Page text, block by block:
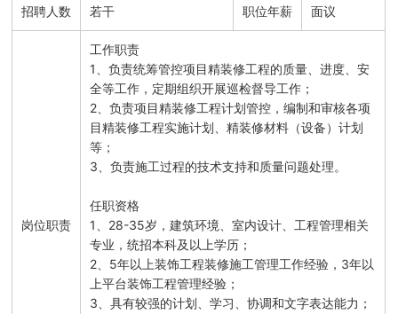
招聘人数 若干 职位年薪 面议
岗位职责
工作职责
1、负责统筹管控项目精装修工程的质量、进度、安
全等工作，定期组织开展巡检督导工作；
2、负责项目精装修工程计划管控，编制和审核各项
目精装修工程实施计划、精装修材料（设备）计划
等；
3、负责施工过程的技术支持和质量问题处理。
任职资格
1、28-35岁，建筑环境、室内设计、工程管理相关
专业，统招本科及以上学历；
2、5年以上装饰工程装修施工管理工作经验，3年以
上平台装饰工程管理经验；
3、具有较强的计划、学习、协调和文字表达能力；